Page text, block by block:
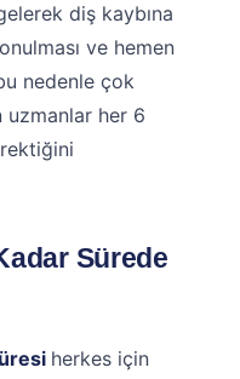
diş kaybına
ve hemen
nedenle çok
uzmanlar her 6
Sürede
herkes için